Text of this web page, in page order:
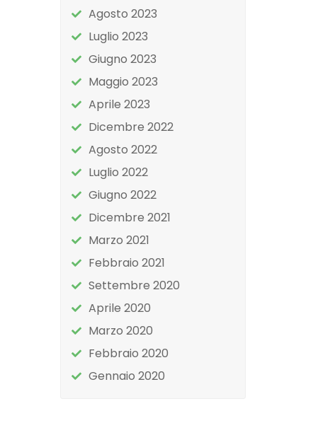
Agosto 2023
Luglio 2023
Giugno 2023
Maggio 2023
Aprile 2023
Dicembre 2022
Agosto 2022
Luglio 2022
Giugno 2022
Dicembre 2021
Marzo 2021
Febbraio 2021
Settembre 2020
Aprile 2020
Marzo 2020
Febbraio 2020
Gennaio 2020